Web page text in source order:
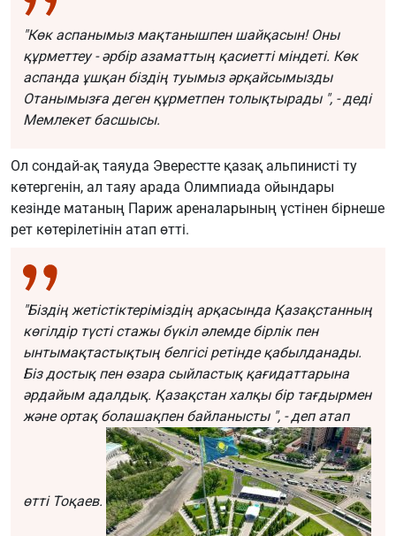
"Көк аспанымыз мақтанышпен шайқасын! Оны
құрметтеу - әрбір азаматтың қасиетті міндеті. Көк
аспанда ұшқан біздің туымыз әрқайсымызды
Отанымызға деген құрметпен толықтырады ", - деді
Мемлекет басшысы.
Ол сондай-ақ таяуда Эверестте қазақ альпинисті ту
көтергенін, ал таяу арада Олимпиада ойындары
кезінде матаның Париж ареналарының үстінен бірнеше
рет көтерілетінін атап өтті.
"Біздің жетістіктеріміздің арқасында Қазақстанның
көгілдір түсті стажы бүкіл әлемде бірлік пен
ынтымақтастықтың белгісі ретінде қабылданады.
Біз достық пен өзара сыйластық қағидаттарына
әрдайым адалдық. Қазақстан халқы бір тағдырмен
және ортақ болашақпен байланысты ", - деп атап
өтті Тоқаев.